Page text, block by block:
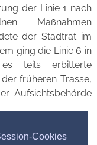
Cookies
der Linie 1 nach
Maßnahmen
der Stadtrat im
ging die Linie 6 in
teils erbitterte
früheren Trasse,
Aufsichtsbehörde